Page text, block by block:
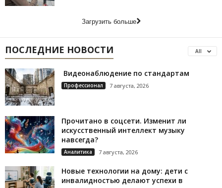
Загрузить больше
ПОСЛЕДНИЕ НОВОСТИ All
Видеонаблюдение по стандартам
Профессионал 7 августа, 2026
Прочитано в соцсети. Изменит ли
искусственный интеллект музыку
навсегда?
Аналитика 7 августа, 2026
Новые технологии на дому: дети с
инвалидностью делают успехи в